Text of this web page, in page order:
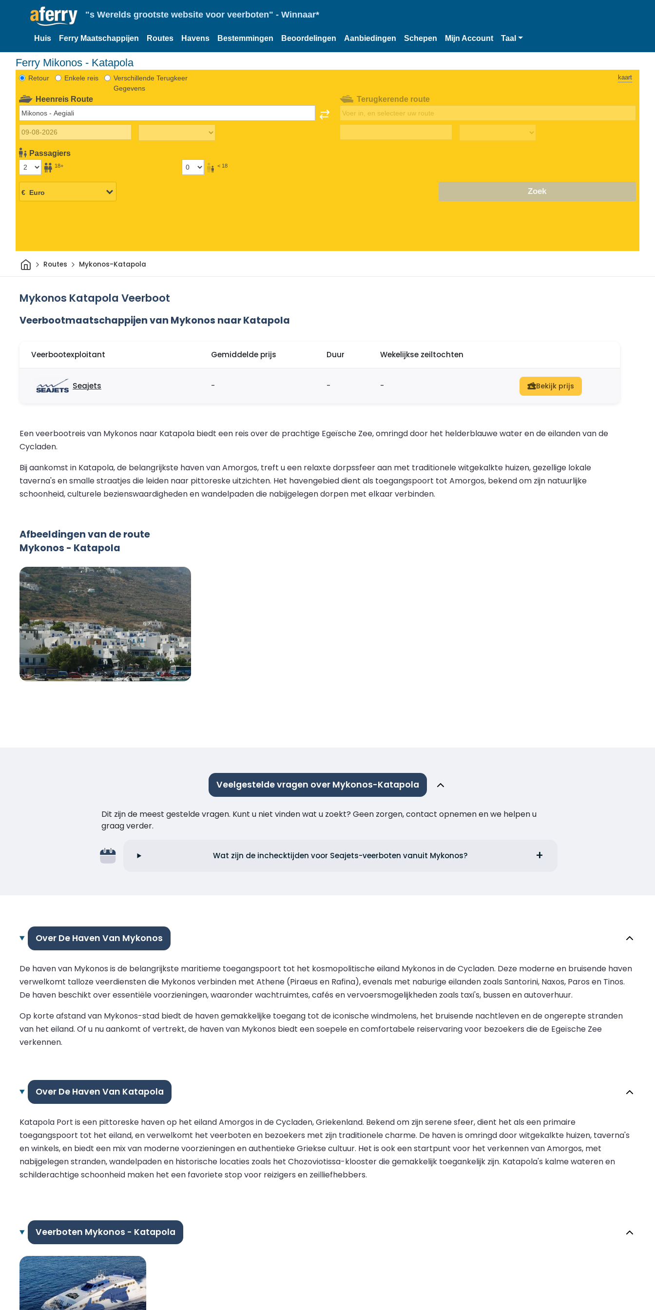
"s Werelds grootste website voor veerboten" - Winnaar*
Huis Ferry Maatschappijen Routes Havens Bestemmingen Beoordelingen Aanbiedingen Schepen Mijn Account Taal
Ferry Mikonos - Katapola
Retour Enkele reis
Verschillende Terugkeer
Gegevens
kaart
Heenreis Route
Passagiers
18+ < 18
Terugkerende route
Zoek
ThuisRoutes Mykonos-Katapola
Mykonos Katapola Veerboot
Veerbootmaatschappijen van Mykonos naar Katapola
Veerbootexploitant Gemiddelde prijs Duur Wekelijkse zeiltochten
Seajets - - - Bekijk prijs
Een veerbootreis van Mykonos naar Katapola biedt een reis over de prachtige Egeïsche Zee, omringd door het helderblauwe water en de eilanden van de
Cycladen.
Bij aankomst in Katapola, de belangrijkste haven van Amorgos, treft u een relaxte dorpssfeer aan met traditionele witgekalkte huizen, gezellige lokale
taverna's en smalle straatjes die leiden naar pittoreske uitzichten. Het havengebied dient als toegangspoort tot Amorgos, bekend om zijn natuurlijke
schoonheid, culturele bezienswaardigheden en wandelpaden die nabijgelegen dorpen met elkaar verbinden.
Afbeeldingen van de route
Mykonos - Katapola
Veelgestelde vragen over Mykonos-Katapola
Dit zijn de meest gestelde vragen. Kunt u niet vinden wat u zoekt? Geen zorgen, contact opnemen en we helpen u
graag verder.
Wat zijn de inchecktijden voor Seajets-veerboten vanuit Mykonos?
Over De Haven Van Mykonos
De haven van Mykonos is de belangrijkste maritieme toegangspoort tot het kosmopolitische eiland Mykonos in de Cycladen. Deze moderne en bruisende haven
verwelkomt talloze veerdiensten die Mykonos verbinden met Athene (Piraeus en Rafina), evenals met naburige eilanden zoals Santorini, Naxos, Paros en Tinos.
De haven beschikt over essentiële voorzieningen, waaronder wachtruimtes, cafés en vervoersmogelijkheden zoals taxi's, bussen en autoverhuur.
Op korte afstand van Mykonos-stad biedt de haven gemakkelijke toegang tot de iconische windmolens, het bruisende nachtleven en de ongerepte stranden
van het eiland. Of u nu aankomt of vertrekt, de haven van Mykonos biedt een soepele en comfortabele reiservaring voor bezoekers die de Egeïsche Zee
verkennen.
Over De Haven Van Katapola
Katapola Port is een pittoreske haven op het eiland Amorgos in de Cycladen, Griekenland. Bekend om zijn serene sfeer, dient het als een primaire
toegangspoort tot het eiland, en verwelkomt het veerboten en bezoekers met zijn traditionele charme. De haven is omringd door witgekalkte huizen, taverna's
en winkels, en biedt een mix van moderne voorzieningen en authentieke Griekse cultuur. Het is ook een startpunt voor het verkennen van Amorgos, met
nabijgelegen stranden, wandelpaden en historische locaties zoals het Chozoviotissa-klooster die gemakkelijk toegankelijk zijn. Katapola's kalme wateren en
schilderachtige schoonheid maken het een favoriete stop voor reizigers en zeilliefhebbers.
Veerboten Mykonos - Katapola